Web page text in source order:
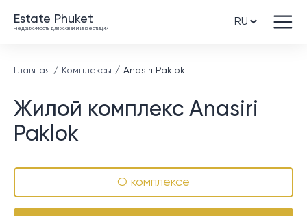
Estate Phuket
Недвижимость для жизни и инвестиций
Главная Комплексы Anasiri Paklok
Жилой комплекс Anasiri
Paklok
О комплексе